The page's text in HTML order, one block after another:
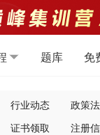
题库 免
行业动态
政策
证书领取 注册